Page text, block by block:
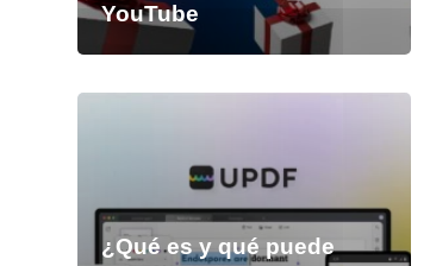
YouTube
¿Qué es y qué puede